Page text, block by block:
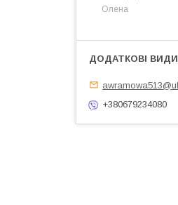
Олена
+380679234080